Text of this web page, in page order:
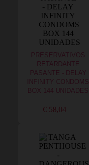
PRESERVATIVOS
RETARDANTE
PASANTE - DELAY
INFINITY CONDOMS
BOX 144 UNIDADES
€ 58,04